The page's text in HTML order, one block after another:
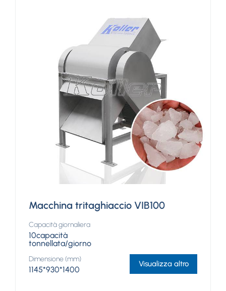
Macchina tritaghiaccio VIB100
Capacità giornaliera
10capacità
tonnellata/giorno
Dimensione (mm)
1145*930*1400
Visualizza altro